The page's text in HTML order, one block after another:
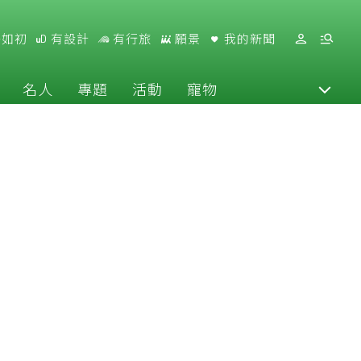
初 有設計 有行旅 願景 我的新聞
名人 專題 活動 寵物